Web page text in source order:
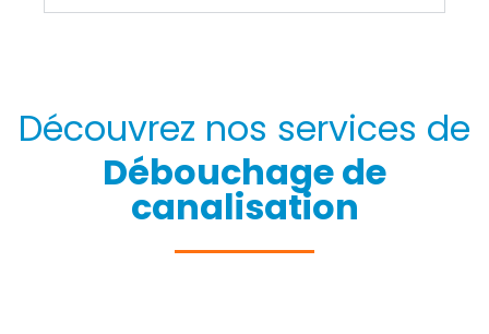
Découvrez nos services de
Débouchage de
canalisation